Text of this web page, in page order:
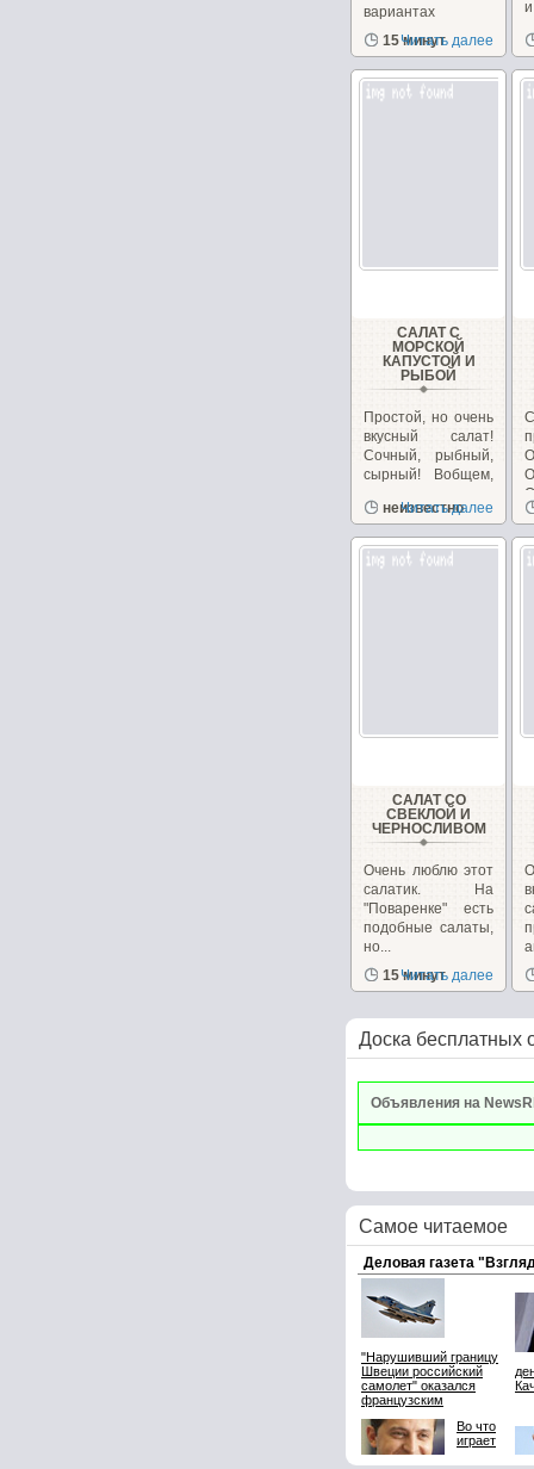
вариантах
рецептов
салатов,...
15 минут
Читать далее
САЛАТ С
МОРСКОЙ
КАПУСТОЙ И
РЫБОЙ
Простой, но очень
вкусный салат!
Сочный, рыбный,
сырный! Вобщем,
удовольствие!...
неизвестно
Читать далее
САЛАТ СО
СВЕКЛОЙ И
ЧЕРНОСЛИВОМ
Очень люблю этот
салатик. На
"Поваренке" есть
подобные салаты,
но...
15 минут
Читать далее
Доска бесплатных
Объявления на
Самое читаемое